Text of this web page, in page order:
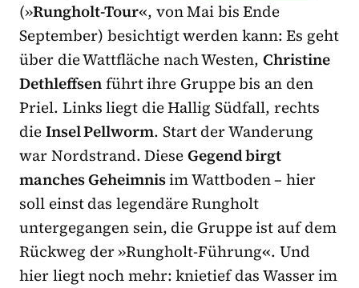
(»Rungholt-Tour«, von Mai bis Ende
September) besichtigt werden kann: Es geht
über die Wattfläche nach Westen,Christine
Dethleffsenführt ihre Gruppe bis an den
Priel. Links liegt die Hallig Südfall, rechts
dieInsel Pellworm. Start der Wanderung
war Nordstrand. DieseGegend birgt
manches Geheimnisim Wattboden – hier
soll einst das legendäre Rungholt
untergegangen sein, die Gruppe ist auf dem
Rückweg der »Rungholt-Führung«. Und
hier liegt noch mehr: knietief das Wasser im